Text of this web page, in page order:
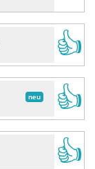
👍
neu
👍
👍